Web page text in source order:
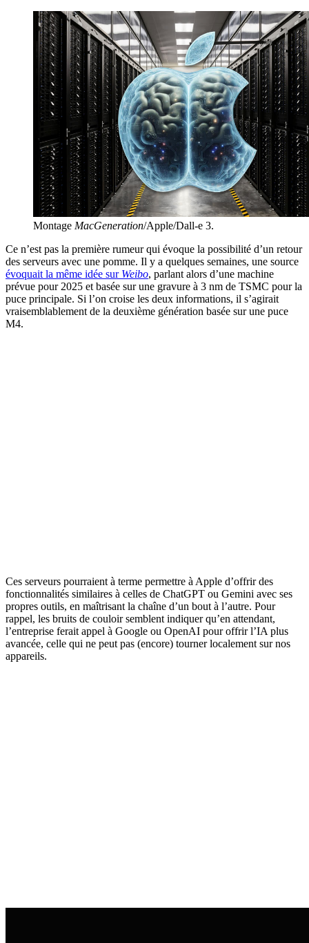
Montage MacGeneration/Apple/Dall-e 3.
Ce n’est pas la première rumeur qui évoque la possibilité d’un retour
des serveurs avec une pomme. Il y a quelques semaines, une source
évoquait la même idée sur Weibo, parlant alors d’une machine
prévue pour 2025 et basée sur une gravure à 3 nm de TSMC pour la
puce principale. Si l’on croise les deux informations, il s’agirait
vraisemblablement de la deuxième génération basée sur une puce
M4.
Ces serveurs pourraient à terme permettre à Apple d’offrir des
fonctionnalités similaires à celles de ChatGPT ou Gemini avec ses
propres outils, en maîtrisant la chaîne d’un bout à l’autre. Pour
rappel, les bruits de couloir semblent indiquer qu’en attendant,
l’entreprise ferait appel à Google ou OpenAI pour offrir l’IA plus
avancée, celle qui ne peut pas (encore) tourner localement sur nos
appareils.